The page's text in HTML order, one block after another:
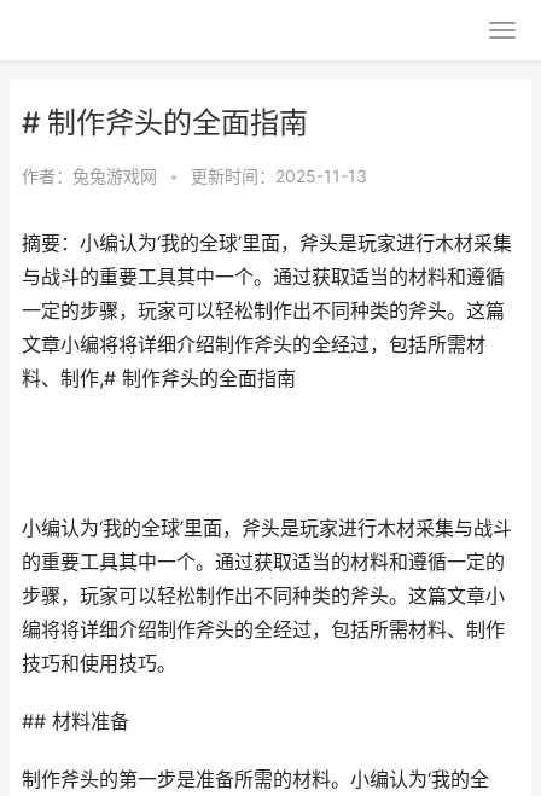
# 制作斧头的全面指南
作者： 兔兔游戏网 • 更新时间：2025-11-13
摘要：小编认为‘我的全球’里面，斧头是玩家进行木材采集
与战斗的重要工具其中一个。通过获取适当的材料和遵循
一定的步骤，玩家可以轻松制作出不同种类的斧头。这篇
文章小编将将详细介绍制作斧头的全经过，包括所需材
料、制作,# 制作斧头的全面指南
小编认为‘我的全球’里面，斧头是玩家进行木材采集与战斗
的重要工具其中一个。通过获取适当的材料和遵循一定的
步骤，玩家可以轻松制作出不同种类的斧头。这篇文章小
编将将详细介绍制作斧头的全经过，包括所需材料、制作
技巧和使用技巧。
## 材料准备
制作斧头的第一步是准备所需的材料。小编认为‘我的全